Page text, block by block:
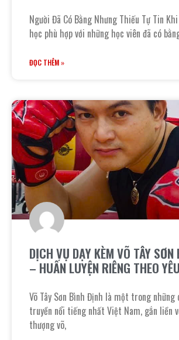
Người Đã Có Bằng Nhưng Thiếu Tự Tin
học phù hợp với những học viên đã có
ĐỌC THÊM »
DỊCH VỤ DẠY KÈM VÕ TÂY
– HUẤN LUYỆN RIÊNG THEO
Võ Tây Sơn Bình Định là một trong những
truyền nổi tiếng nhất Việt Nam, gắn liền
thượng võ,